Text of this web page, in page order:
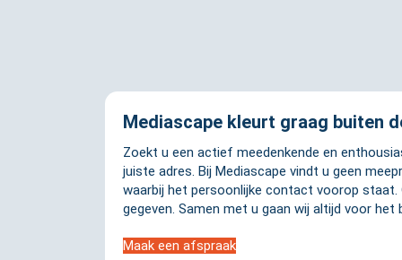
Mediascape kleurt graag buiten
Zoekt u een actief meedenkende en
juiste adres. Bij Mediascape vindt u geen
waarbij het persoonlijke contact voorop
gegeven. Samen met u gaan wij altijd voor
Maak een afspraak